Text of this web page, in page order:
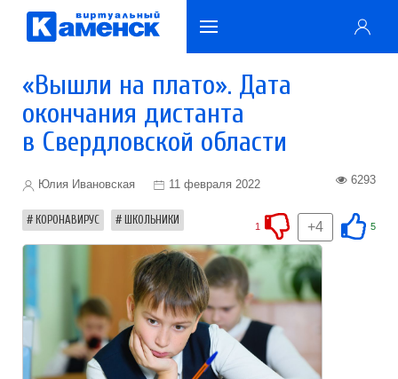
«Вышли на плато». Дата
окончания дистанта
в Свердловской области
Юлия Ивановская 11 февраля 2022 6293
КОРОНАВИРУС ШКОЛЬНИКИ 5
+4
1